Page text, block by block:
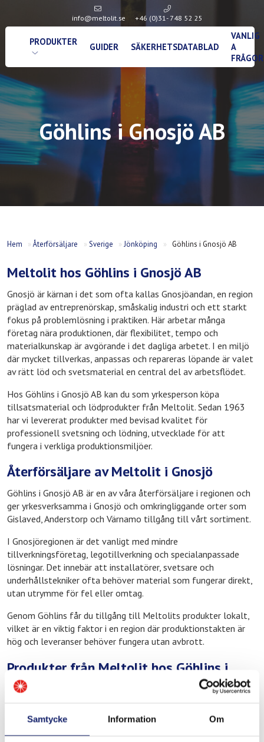
Samtycke Information Om
info@meltolit.se +46 (0)31- 748 52 25
PRODUKTER GUIDER SÄKERHETSDATABLAD
VANLIG
A
FRÅGOR
Göhlins i Gnosjö AB
Hem »Återförsäljare » Sverige »Jönköping » Göhlins i Gnosjö AB
Meltolit hos Göhlins i Gnosjö AB
Gnosjö är kärnan i det som ofta kallas Gnosjöandan, en region
präglad av entreprenörskap, småskalig industri och ett starkt
fokus på problemlösning i praktiken. Här arbetar många
företag nära produktionen, där flexibilitet, tempo och
materialkunskap är avgörande i det dagliga arbetet. I en miljö
där mycket tillverkas, anpassas och repareras löpande är valet
av rätt löd och svetsmaterial en central del av arbetsflödet.
Hos Göhlins i Gnosjö AB kan du som yrkesperson köpa
tillsatsmaterial och lödprodukter från Meltolit. Sedan 1963
har vi levererat produkter med bevisad kvalitet för
professionell svetsning och lödning, utvecklade för att
fungera i verkliga produktionsmiljöer.
Återförsäljare av Meltolit i Gnosjö
Göhlins i Gnosjö AB är en av våra återförsäljare i regionen och
ger yrkesverksamma i Gnosjö och omkringliggande orter som
Gislaved, Anderstorp och Värnamo tillgång till vårt sortiment.
I Gnosjöregionen är det vanligt med mindre
tillverkningsföretag, legotillverkning och specialanpassade
lösningar. Det innebär att installatörer, svetsare och
underhållstekniker ofta behöver material som fungerar direkt,
utan utrymme för fel eller omtag.
Genom Göhlins får du tillgång till Meltolits produkter lokalt,
vilket är en viktig faktor i en region där produktionstakten är
hög och leveranser behöver fungera utan avbrott.
Produkter från Meltolit hos Göhlins i
Gnosjö
professionell lödning och svetsning. Det inkluderar lödtenn och